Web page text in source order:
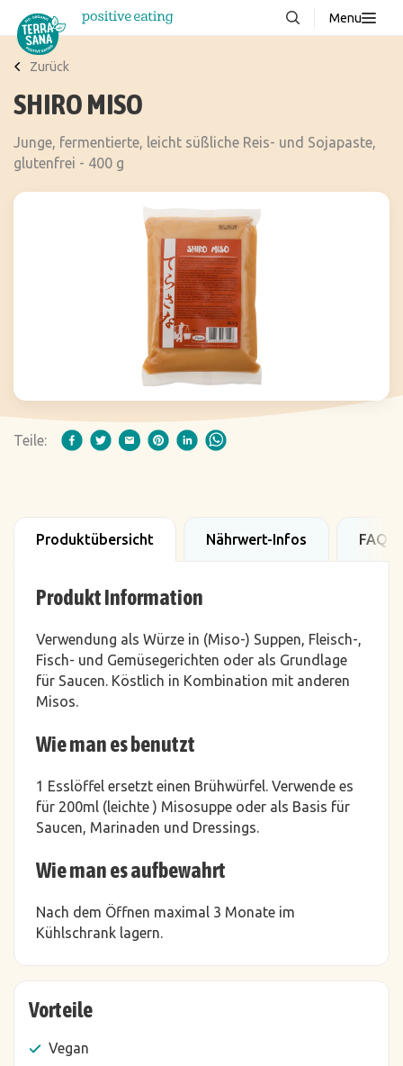
Menu
Über uns
Wissenswertes
FAQ
Zurück
SHIRO MISO
Junge, fermentierte, leicht süßliche Reis- und Sojapaste,
glutenfrei - 400 g
Teile:
Produktübersicht Nährwert-Infos FAQ
Produkt Information
Verwendung als Würze in (Miso-) Suppen, Fleisch-,
Fisch- und Gemüsegerichten oder als Grundlage
für Saucen. Köstlich in Kombination mit anderen
Misos.
Wie man es benutzt
1 Esslöffel ersetzt einen Brühwürfel. Verwende es
für 200ml (leichte ) Misosuppe oder als Basis für
Saucen, Marinaden und Dressings.
Wie man es aufbewahrt
Nach dem Öffnen maximal 3 Monate im
Kühlschrank lagern.
Vorteile
Vegan